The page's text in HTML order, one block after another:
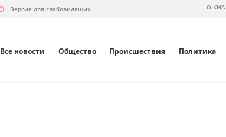
Версия для слабовидящих О КИА
Все новости Общество Происшествия Политика